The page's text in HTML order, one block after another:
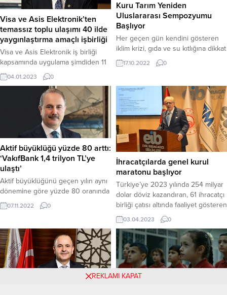
Visa ve Asis Elektronik’ten
temassız toplu ulaşımı 40 ilde
yaygınlaştırma amaçlı işbirliği
Visa ve Asis Elektronik iş birliği
kapsamında uygulama şimdiden 11
ilde hayata geçti ve toplamda 40
ilde yaygınlaştırıması hedefleniyor
Proje kapsamında toplu ulaşım
geçişlerinde kredi kartı, banka kartı
ve ön ödemeli kartlar ile temassız
ödeme imkanı sunuluyor Projenin
hayata geçtiği illerde kart kabul
altyapısı İş Bankası tarafından
sağlanıyor Visa ve...
04.01.2023 0
Kuru Tarım Yeniden
Uluslararası Sempozyumu
Başlıyor
Her geçen gün kendini gösteren
iklim krizi, gıda ve su kıtlığına dikkat
çekmek amacıyla Eskişehir
Büyükşehir Belediyesi ile Tarım ve
işbirliğiyle 19-20 Ekim 2022 tarihleri
arasında Eskişehir’de “Kuru Tarım
Yeniden! Uluslararası
Sempozyumu” düzenlenecek. Kuru
tarımın tüm yönleriyle ele alınacağı
ve iki gün sürecek Sempozyum’da
yurtiçinden ve...
17.10.2022 0
Aktif büyüklüğü yüzde 80 arttı:
‘VakıfBank 1,4 trilyon TL’ye
ulaştı’
Aktif büyüklüğünü geçen yılın aynı
dönemine göre yüzde 80 oranında
artıran VakıfBank, 2022 yılının
üçüncü çeyreğinde 1,4 trilyon TL
gayri nakdi krediler aracılığıyla milli
ekonomiye 1 trilyon 42 milyar TL
destek veren VakıfBank, yılın ilk
dokuz ayında elde ettiği 22 milyar
07.11.2022 0
İhracatçılarda genel kurul
maratonu başlıyor
Türkiye’ye 2023 yılında 254 milyar
dolar döviz kazandıran, 61 ihracatçı
birliği çatısı altında faaliyet gösteren
112 bin ihracatçı, 2022 yılı olağan
mali genel kurul toplantılarını Nisan
ayı içerisinde yapacaklar. 2022 yılı
Nisan ayında yapılan seçimlerde
göreve gelen 61 ihracatçı birliğinin
yönetim kurulları; 1 yıllık dönemde
seçim öncesinde ortaya koydukları
03.04.2023 0
REKLAMI KAPAT